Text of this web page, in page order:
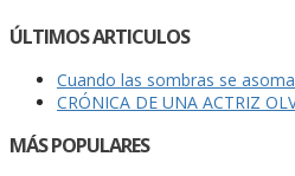
ÚLTIMOS ARTICULOS
Cuando las sombras se
CRÓNICA DE UNA ACTRIZ
MÁS POPULARES